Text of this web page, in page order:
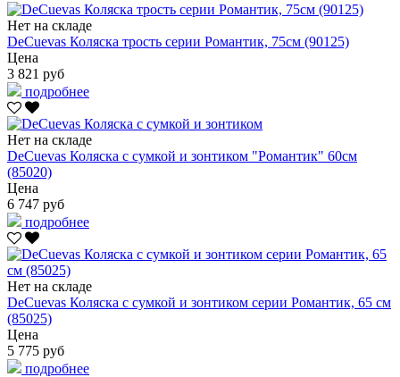
Нет на складе
DeCuevas Коляска трость серии Романтик, 75см (90125)
Цена
3 821 руб
подробнее
Нет на складе
DeCuevas Коляска с сумкой и зонтиком "Романтик" 60см
(85020)
Цена
6 747 руб
подробнее
Нет на складе
DeCuevas Коляска с сумкой и зонтиком серии Романтик, 65 см
(85025)
Цена
5 775 руб
подробнее